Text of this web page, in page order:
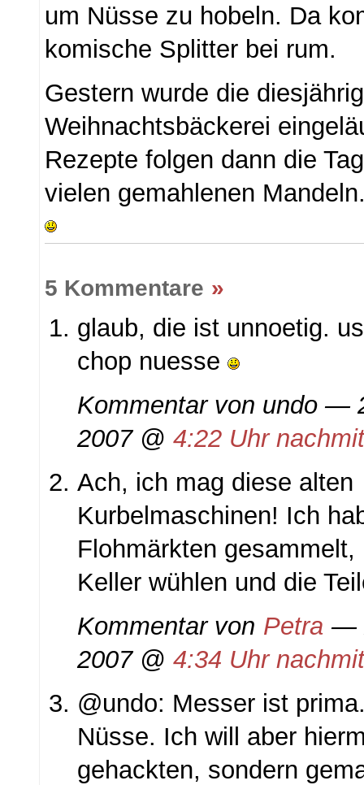
um Nüsse zu hobeln. Da
komische Splitter bei rum.
Gestern wurde die
Weihnachtsbäckerei
Rezepte folgen dann die
vielen gemahlenen
5 Kommentare »
glaub, die ist unnoetig.
chop nuesse
Kommentar von undo —
2007 @ 4:22 Uhr
Ach, ich mag diese alten
Kurbelmaschinen! Ich
Flohmärkten
Keller wühlen und die
Kommentar von Petra —
2007 @ 4:34 Uhr
@undo: Messer ist
Nüsse. Ich will aber
gehackten, sondern